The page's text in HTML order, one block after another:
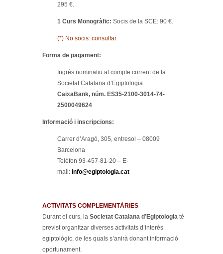
295 €.
1 Curs Monogràfic: Socis de la SCE: 90 €.
(*) No socis: consultar.
Forma de pagament:
Ingrés nominatiu al compte corrent de la
Societat Catalana d’Egiptologia
CaixaBank, núm. ES35-2100-3014-74-
2500049624
Informació i inscripcions:
Carrer d’Aragó, 305, entresol – 08009
Barcelona
Telèfon 93-457-81-20 – E-
mail: info@egiptologia.cat
ACTIVITATS COMPLEMENTÀRIES
Durant el curs, la Societat Catalana d’Egiptologia té
previst organitzar diverses activitats d’interès
egiptològic, de les quals s’anirà donant informació
oportunament.